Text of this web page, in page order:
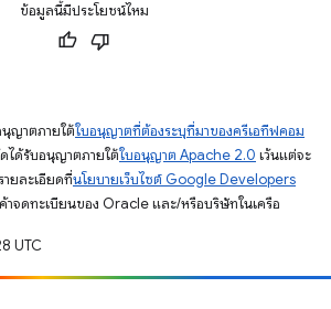
ข้อมูลนี้มีประโยชน์ไหม
นุญาตภายใต้ใบอนุญาตที่ต้องระบุที่มาของครีเอทีฟคอม
ได้รับอนุญาตภายใต้ใบอนุญาต Apache 2.0 เว้นแต่จะ
ายละเอียดที่นโยบายเว็บไซต์ Google Developers
าจดทะเบียนของ Oracle และ/หรือบริษัทในเครือ
UTC